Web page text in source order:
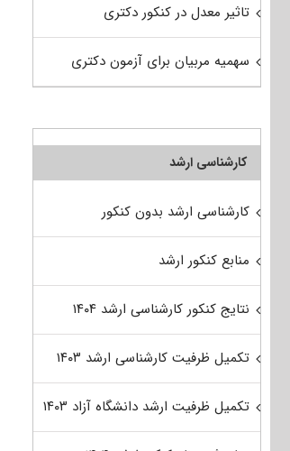
تاثیر معدل در کنکور دکتری
سهمیه مربیان برای آزمون دکتری
کارشناسی ارشد
کارشناسی ارشد بدون کنکور
منابع کنکور ارشد
نتایج کنکور کارشناسی ارشد ۱۴۰۴
تکمیل ظرفیت کارشناسی ارشد ۱۴۰۳
تکمیل ظرفیت ارشد دانشگاه آزاد ۱۴۰۳